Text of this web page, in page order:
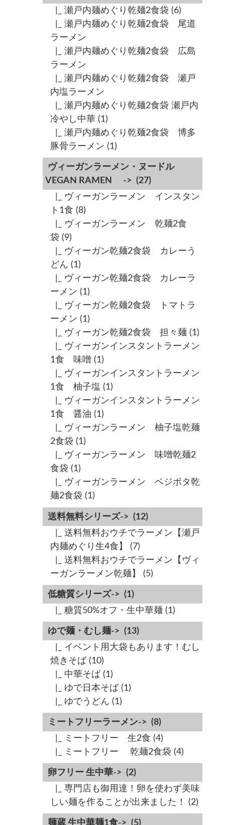
|_ 瀬戸内麺めぐり乾麺2食袋 (6)
|_ 瀬戸内麺めぐり乾麺2食袋 尾道
ラーメン
|_ 瀬戸内麺めぐり乾麺2食袋 広島
ラーメン
|_ 瀬戸内麺めぐり乾麺2食袋 瀬戸
内塩ラーメン
|_ 瀬戸内麺めぐり乾麺2食袋 瀬戸内
冷やし中華(1)
|_ 瀬戸内麺めぐり乾麺2食袋 博多
豚骨ラーメン (1)
ヴィーガンラーメン・ヌードル
VEGAN RAMEN -> (27)
|_ ヴィーガンラーメン インスタン
ト1食 (8)
|_ ヴィーガンラーメン 乾麺2食
袋 (9)
|_ ヴィーガン乾麺2食袋 カレーう
どん (1)
|_ ヴィーガン乾麺2食袋 カレーラ
ーメン (1)
|_ ヴィーガン乾麺2食袋 トマトラ
ーメン (1)
|_ ヴィーガン乾麺2食袋 担々麺 (1)
|_ ヴィーガンインスタントラーメン
1食 味噌 (1)
|_ ヴィーガンインスタントラーメン
1食 柚子塩 (1)
|_ ヴィーガンインスタントラーメン
1食 醤油 (1)
|_ ヴィーガンラーメン 柚子塩乾麺
2食袋 (1)
|_ ヴィーガンラーメン 味噌乾麺2
食袋 (1)
|_ ヴィーガンラーメン ベジポタ乾
麺2食袋 (1)
送料無料シリーズ-> (12)
|_ 送料無料おウチでラーメン【瀬戸
内麺めぐり生4食】
(7)
|_ 送料無料おウチでラーメン【ヴィ
ーガンラーメン乾麺】
(5)
低糖質シリーズ-> (1)
|_ 糖質50%オフ・生中華麺 (1)
ゆで麺・むし麺-> (13)
|_ イベント用大袋もあります！むし
焼きそば(10)
|_ 中華そば(1)
|_ ゆで日本そば(1)
|_ ゆでうどん (1)
ミートフリーラーメン-> (8)
|_ ミートフリー 生2食 (4)
|_ ミートフリー 乾麺2食袋 (4)
卵フリー 生中華-> (2)
|_ 専門店も御用達！卵を使わず美味
しい麺を作ることが出来ました！
(2)
麺蔵 生中華麺1食-> (5)